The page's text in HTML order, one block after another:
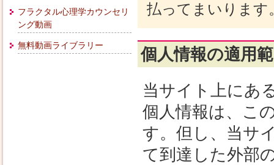
フラクタル心理学カウンセリ
ング動画
無料動画ライブラリー
払ってまいります
個人情報の適用
当サイト上にあ
個人情報は、こ
す。但し、当サ
て到達した外部